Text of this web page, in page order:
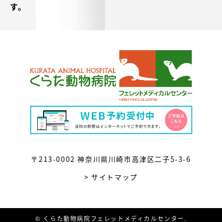
す。
〒213-0002 神奈川県川崎市高津区二子5-3-6
> サイトマップ
© くらた動物病院フェレットメディカルセンター.